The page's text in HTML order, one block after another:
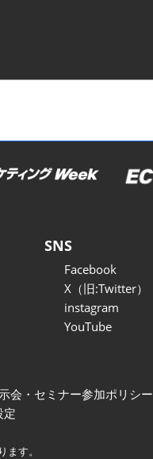
SNS
Facebook
X（旧:Twitter）
instagram
YouTube
会・セミナー参加ポリシー
定
す。